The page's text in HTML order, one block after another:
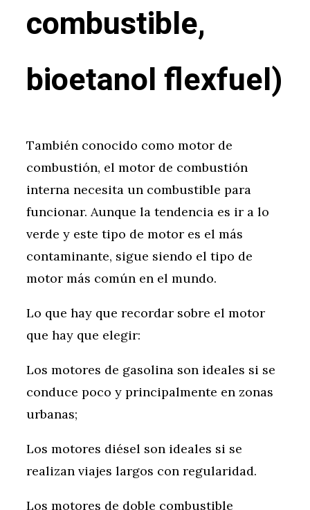
combustible,
bioetanol flexfuel)
También conocido como motor de
combustión, el motor de combustión
interna necesita un combustible para
funcionar. Aunque la tendencia es ir a lo
verde y este tipo de motor es el más
contaminante, sigue siendo el tipo de
motor más común en el mundo.
Lo que hay que recordar sobre el motor
que hay que elegir:
Los motores de gasolina son ideales si se
conduce poco y principalmente en zonas
urbanas;
Los motores diésel son ideales si se
realizan viajes largos con regularidad.
Los motores de doble combustible